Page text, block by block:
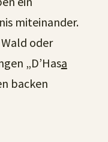
miteinander.
oder
„D’Hasa
backen